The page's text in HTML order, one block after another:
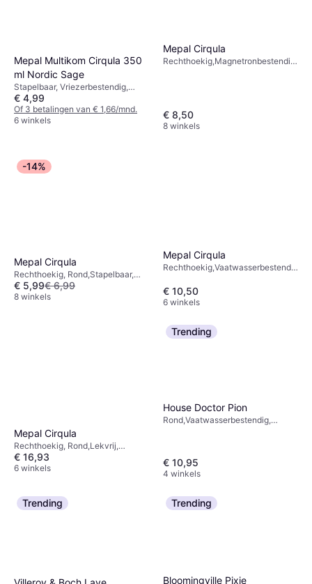
Mepal Multikom Cirqula 350
ml Nordic Sage
Stapelbaar, Vriezerbestendig,
Vaatwasserbestendig, Plastic,
Groen
€ 4,99
Of 3 betalingen van € 1,66/mnd.
6 winkels
Mepal Cirqula
Rechthoekig,Magnetronbestendig,
Transparant, Zwart, Wit
€ 8,50
8 winkels
-14%
Mepal Cirqula
Rechthoekig, Rond,Stapelbaar,
Lekvrij, Vaatwasserbestendig,
Vriezerbestendig,
€ 5,99€ 6,99
8 winkels
Mepal Cirqula
Rechthoekig,Vaatwasserbestendig
Magnetronbestendig, Stapelbaar,
Plastic, Zwart
€ 10,50
6 winkels
Mepal Cirqula
Rechthoekig, Rond,Lekvrij,
Vriezerbestendig,
Magnetronbestendig, BPA-vrij,
Wit, Zwart, Transparant
€ 16,93
6 winkels
Trending
House Doctor Pion
Rond,Vaatwasserbestendig,
€ 10,95
4 winkels
Trending Trending
Bloomingville Pixie